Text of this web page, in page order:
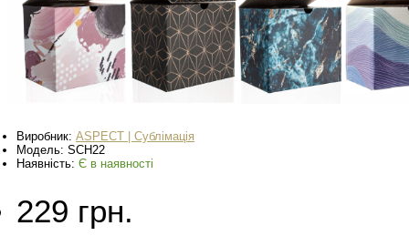
Виробник: ASPECT | Сублімація
Модель: SCH22
Наявність: Є в наявності
229 грн.